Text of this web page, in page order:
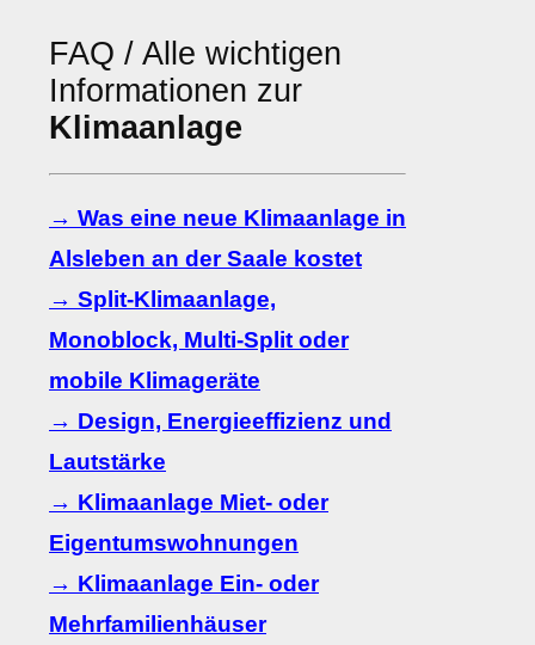
FAQ / Alle wichtigen
Informationen zur
Klimaanlage
→ Was eine neue Klimaanlage in
Alsleben an der Saale kostet
→ Split-Klimaanlage,
Monoblock, Multi-Split oder
mobile Klimageräte
→ Design, Energieeffizienz und
Lautstärke
→ Klimaanlage Miet- oder
Eigentumswohnungen
→ Klimaanlage Ein- oder
Mehrfamilienhäuser